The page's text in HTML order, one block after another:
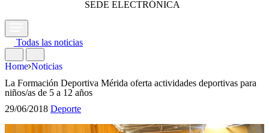
SEDE ELECTRÓNICA
Todas las noticias
Home Noticias
La Formación Deportiva Mérida oferta actividades deportivas para
niños/as de 5 a 12 años
29/06/2018 Deporte